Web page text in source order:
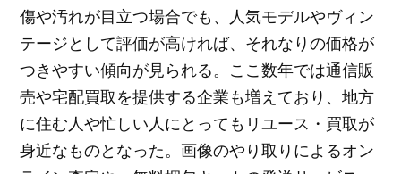
傷や汚れが目立つ場合でも、人気モデルやヴィン
テージとして評価が高ければ、それなりの価格が
つきやすい傾向が見られる。ここ数年では通信販
売や宅配買取を提供する企業も増えており、地方
に住む人や忙しい人にとってもリユース・買取が
身近なものとなった。画像のやり取りによるオン